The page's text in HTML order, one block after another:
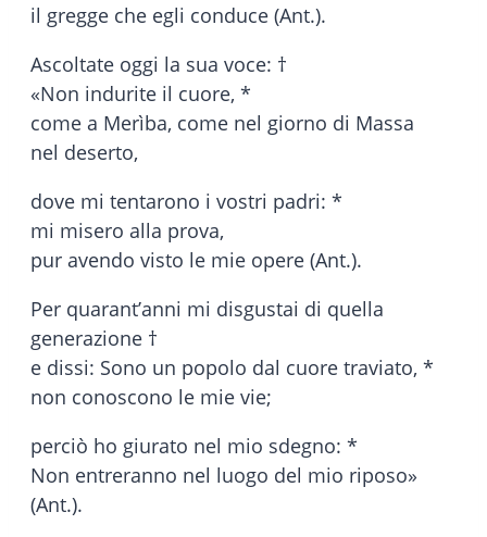
il gregge che egli conduce (Ant.).
Ascoltate oggi la sua voce: †
«Non indurite il cuore, *
come a Merìba, come nel giorno di Massa
nel deserto,
dove mi tentarono i vostri padri: *
mi misero alla prova,
pur avendo visto le mie opere (Ant.).
Per quarant’anni mi disgustai di quella
generazione †
e dissi: Sono un popolo dal cuore traviato, *
non conoscono le mie vie;
perciò ho giurato nel mio sdegno: *
Non entreranno nel luogo del mio riposo»
(Ant.).